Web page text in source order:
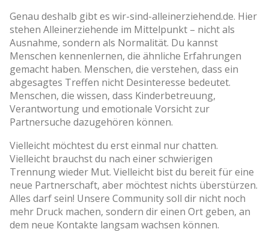
Genau deshalb gibt es wir-sind-alleinerziehend.de. Hier
stehen Alleinerziehende im Mittelpunkt – nicht als
Ausnahme, sondern als Normalität. Du kannst
Menschen kennenlernen, die ähnliche Erfahrungen
gemacht haben. Menschen, die verstehen, dass ein
abgesagtes Treffen nicht Desinteresse bedeutet.
Menschen, die wissen, dass Kinderbetreuung,
Verantwortung und emotionale Vorsicht zur
Partnersuche dazugehören können.
Vielleicht möchtest du erst einmal nur chatten.
Vielleicht brauchst du nach einer schwierigen
Trennung wieder Mut. Vielleicht bist du bereit für eine
neue Partnerschaft, aber möchtest nichts überstürzen.
Alles darf sein! Unsere Community soll dir nicht noch
mehr Druck machen, sondern dir einen Ort geben, an
dem neue Kontakte langsam wachsen können.